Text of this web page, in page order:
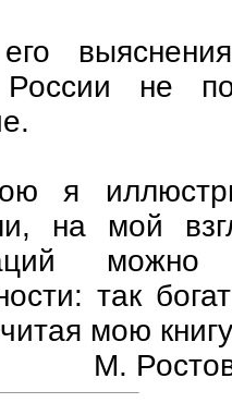
России не
я
на мой
так
мою
М.